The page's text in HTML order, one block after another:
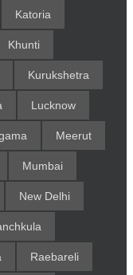
Katoria
Khunti
Kurukshetra
Lucknow
Meerut
Mumbai
New Delhi
Raebareli